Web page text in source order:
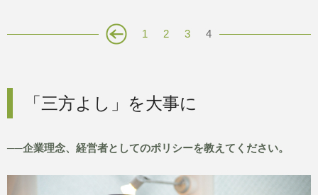
1 2 3 4
「三方よし」を大事に
──企業理念、経営者としてのポリシーを教えてください。